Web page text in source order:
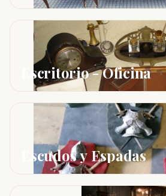
Escritorio - Oficina
Escudos y Espadas